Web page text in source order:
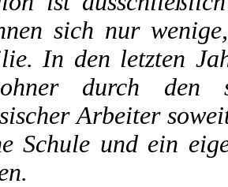
sich nur
In den letzten
durch den
Arbeiter
Schule und ein